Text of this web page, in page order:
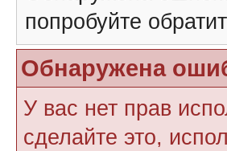
попробуйте
Обнаружена
У вас нет прав
сделайте это,